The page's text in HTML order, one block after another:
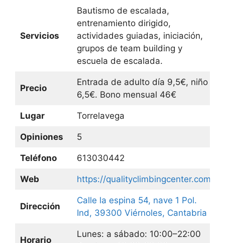
Servicios
Bautismo de escalada,
entrenamiento dirigido,
actividades guiadas, iniciación,
grupos de team building y
escuela de escalada.
Precio
Entrada de adulto día 9,5€, niño
6,5€. Bono mensual 46€
Lugar Torrelavega
Opiniones 5
Teléfono 613030442
Web https://qualityclimbingcenter.com/
Dirección
Calle la espina 54, nave 1 Pol.
Ind, 39300 Viérnoles, Cantabria
Horario
Lunes: a sábado: 10:00–22:00